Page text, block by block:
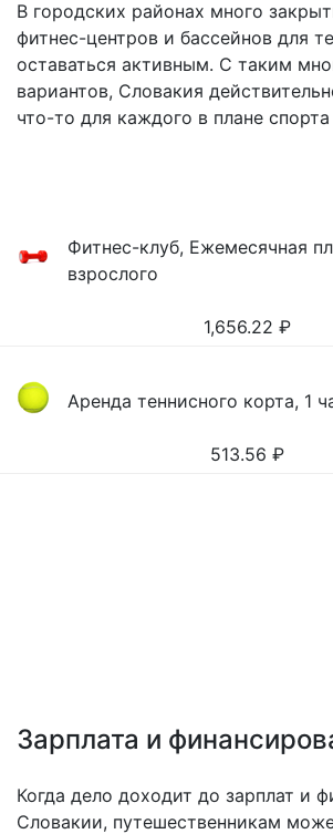
В городских районах много
фитнес-центров и бассейнов для
оставаться активным. С таким
вариантов, Словакия
что-то для каждого в плане
Фитнес-клуб, Ежемесячная
взрослого
1,656.22 ₽
Аренда теннисного корта, 1
513.56 ₽
Зарплата и
Когда дело доходит до зарплат и
Словакии, путешественникам